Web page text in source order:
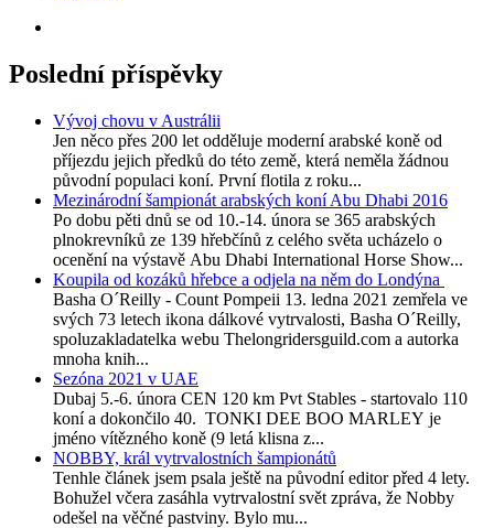
Poslední příspěvky
Vývoj chovu v Austrálii
Jen něco přes 200 let odděluje moderní arabské koně od
příjezdu jejich předků do této země, která neměla žádnou
původní populaci koní. První flotila z roku...
Mezinárodní šampionát arabských koní Abu Dhabi 2016
Po dobu pěti dnů se od 10.-14. února se 365 arabských
plnokrevníků ze 139 hřebčínů z celého světa ucházelo o
ocenění na výstavě Abu Dhabi International Horse Show...
Koupila od kozáků hřebce a odjela na něm do Londýna
Basha O´Reilly - Count Pompeii 13. ledna 2021 zemřela ve
svých 73 letech ikona dálkové vytrvalosti, Basha O´Reilly,
spoluzakladatelka webu Thelongridersguild.com a autorka
mnoha knih...
Sezóna 2021 v UAE
Dubaj 5.-6. února CEN 120 km Pvt Stables - startovalo 110
koní a dokončilo 40. TONKI DEE BOO MARLEY je
jméno vítězného koně (9 letá klisna z...
NOBBY, král vytrvalostních šampionátů
Tenhle článek jsem psala ještě na původní editor před 4 lety.
Bohužel včera zasáhla vytrvalostní svět zpráva, že Nobby
odešel na věčné pastviny. Bylo mu...